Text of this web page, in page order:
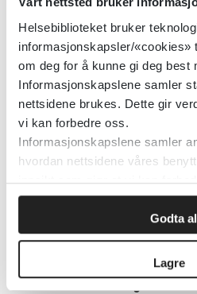
Helsebiblioteket bruker
informasjonskapsler/«cookies»
om deg for å kunne gi deg best
Informasjonskapslene samler
nettsidene brukes. Dette gir
vi kan forbedre oss.
Informasjonskapslene samler
hvordan nettsidene våres
innsikt som gjør at vi kan
Godta
Lagre
Helsebiblioteket
Utfordrende
Behandlingslinje
behandling av
Oslo Universitetssykehus